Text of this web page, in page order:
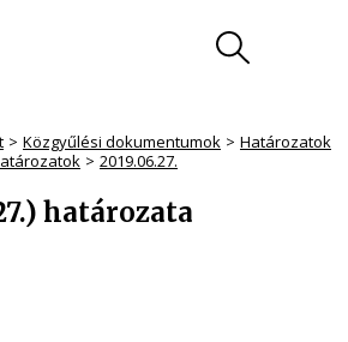
Közgyűlési dokumentumok
Határozatok
2019.06.27.
határozata